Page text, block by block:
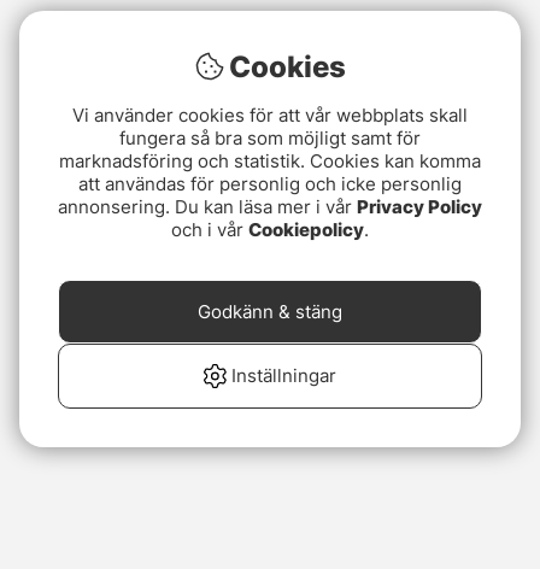
Cookies
Vi använder cookies för att vår webbplats skall
fungera så bra som möjligt samt för
marknadsföring och statistik. Cookies kan komma
att användas för personlig och icke personlig
annonsering. Du kan läsa mer i vår Privacy Policy
och i vår Cookiepolicy.
Inställningar
Godkänn & stäng